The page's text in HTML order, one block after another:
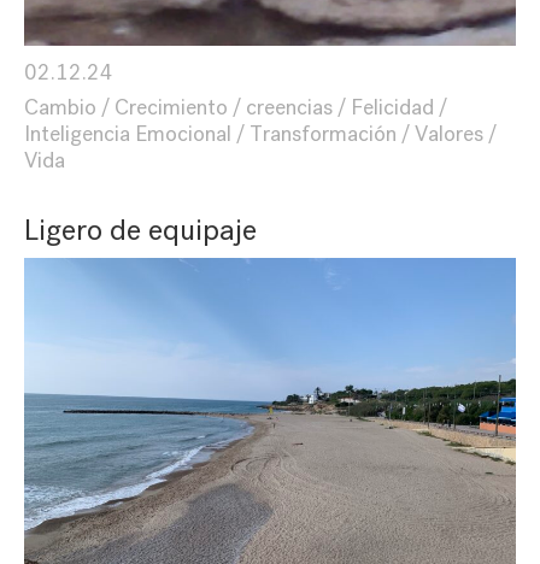
02.12.24
Cambio
Crecimiento creencias
Felicidad
Inteligencia Emocional
Transformación
Valores
Vida
Ligero de equipaje